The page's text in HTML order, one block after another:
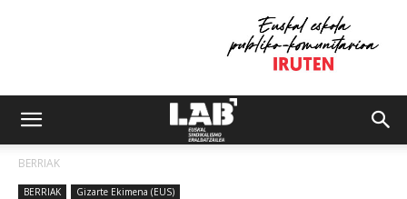
BERRIAK
BERRIAK Gizarte Ekimena (EUS)